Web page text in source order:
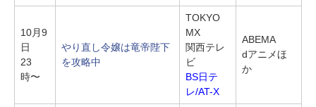
10月9
日
23
時〜
やり直し令嬢は竜帝陛下
を攻略中
TOKYO
MX
関西テレ
ビ
BS日テ
レ/AT-X
ABEMA
dアニメほ
か